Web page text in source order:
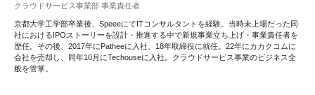
クラウドサービス事業部 事業責任者
京都大学工学部卒業後、SpeeeにてITコンサルタントを経験。当時未上場だった同
社におけるIPOストーリーを設計・推進する中で新規事業立ち上げ・事業責任者を
歴任。その後、2017年にPatheeに入社、18年取締役に就任。22年にカカクコムに
会社を売却し、同年10月にTechouseに入社。クラウドサービス事業のビジネス全
般を管掌。